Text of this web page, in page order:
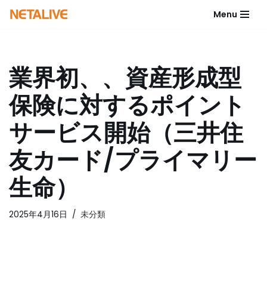
ン
ツ
へ
ス
キ
ッ
プ
Menu
業界初、、資産形成型
保険に対するポイント
サービス開始（三井住
友カード/プライマリー
生命）
2025年4月16日 未分類